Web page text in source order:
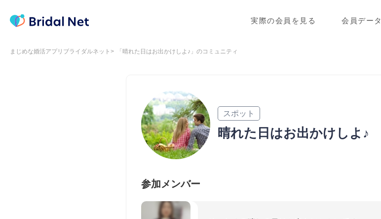
実際の会員を見る 会員データ
まじめな婚活アプリブライダルネット 「晴れた日はお出かけしよ♪」のコミュニティ
スポット
晴れた日はお出かけしよ♪
参加メンバー